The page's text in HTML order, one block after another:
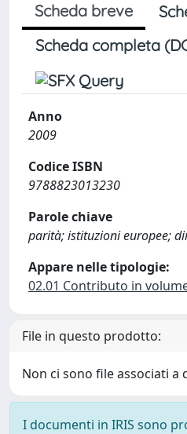
Scheda breve
Scheda completa
Anno
2009
Codice ISBN
9788823013230
Parole chiave
parità; istituzioni europee;
Appare nelle tipologie:
02.01 Contributo in
File in questo prodotto:
Non ci sono file associati
I documenti in IRIS sono